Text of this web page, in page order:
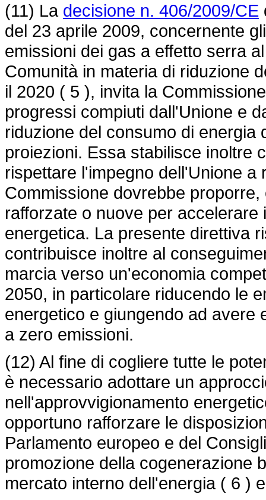
(11) La decisione n. 406/2009/CE
del 23 aprile 2009, concernente
emissioni dei gas a effetto serra
Comunità in materia di riduzione
il 2020 ( 5 ), invita la
progressi compiuti dall'Unione e
riduzione del consumo di energia
proiezioni. Essa stabilisce inoltre
rispettare l'impegno dell'Unione
Commissione dovrebbe
rafforzate o nuove per
energetica. La presente direttiva
contribuisce inoltre al
marcia verso un'economia
2050, in particolare riducendo le
energetico e giungendo ad avere
a zero emissioni.
(12) Al fine di cogliere tutte le
è necessario adottare un
nell'approvvigionamento
opportuno rafforzare le
Parlamento europeo e del
promozione della cogenerazione
mercato interno dell'energia ( 6 )